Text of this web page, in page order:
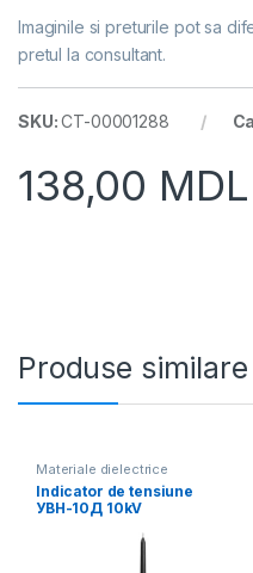
Imaginile si preturile pot sa
pretul la consultant.
SKU:CT-00001288
138,00 MDL
Produse similare
Materiale dielectrice
Indicator de tensiune
УВН-10Д 10kV